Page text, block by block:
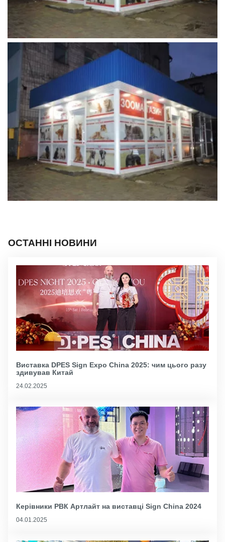
ОСТАННІ НОВИНИ
Виставка DPES Sign Expo China 2025: чим цього разу
здивував Китай
24.02.2025
Керівники РВК Артлайт на виставці Sign China 2024
04.01.2025